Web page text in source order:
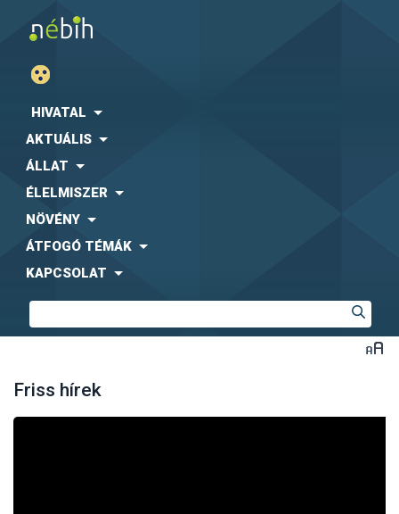
HIVATAL
AKTUÁLIS
ÁLLAT
ÉLELMISZER
NÖVÉNY
ÁTFOGÓ TÉMÁK
KAPCSOLAT
Friss hírek